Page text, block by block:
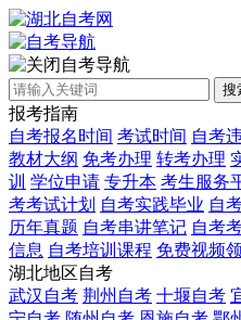
自考导航
搜
报考指南
自考报名时间 考试时间 自考
教材大纲 免考办理 转考办理
训 学位申请 专升本 考生服务
考考试计划 自考实践毕业 自
历年真题 自考串讲笔记 自考
信息 自考培训课程 免费视频
湖北地区自考
武汉自考 荆州自考 十堰自考